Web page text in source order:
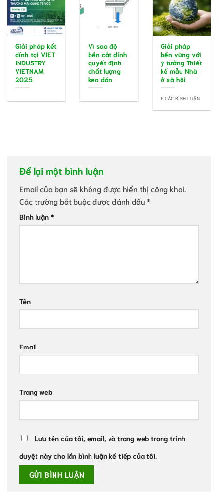
Giải pháp kết
dính tại VIET
INDUSTRY
VIETNAM
2025
Vì sao độ
bền cắt dính
quyết định
chất lượng
keo dán
Giải pháp
bền vững với
ý tưởng Thiết
kế mẫu Nhà
ở xã hội
6 CÁC BÌNH LUẬN
Để lại một bình luận
Email của bạn sẽ không được hiển thị công khai.
Các trường bắt buộc được đánh dấu *
Bình luận *
Tên
Email
Trang web
Lưu tên của tôi, email, và trang web trong trình
duyệt này cho lần bình luận kế tiếp của tôi.